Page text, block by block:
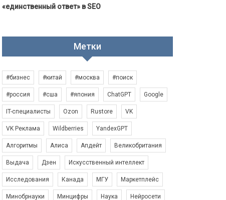
«единственный ответ» в SEO
Метки
#бизнес #китай #москва #поиск
#россия #сша #япония ChatGPT Google
IT-специалисты Ozon Rustore VK
VK Реклама Wildberries YandexGPT
Алгоритмы Алиса Апдейт Великобритания
Выдача Дзен Искусственный интеллект
Исследования Канада МГУ Маркетплейс
Минобрнауки Минцифры Наука Нейросети